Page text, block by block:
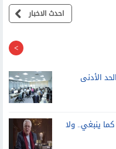
احدث الاخبار
الأدنى
ينبغي.. ولا